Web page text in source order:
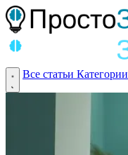
Все статьи Категории